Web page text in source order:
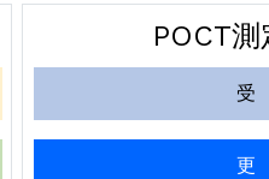
POCT
受
更